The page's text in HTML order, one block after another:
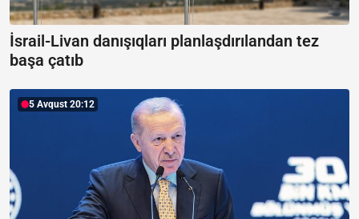
İsrail-Livan danışıqları planlaşdırılandan tez
başa çatıb
5 Avqust 20:12